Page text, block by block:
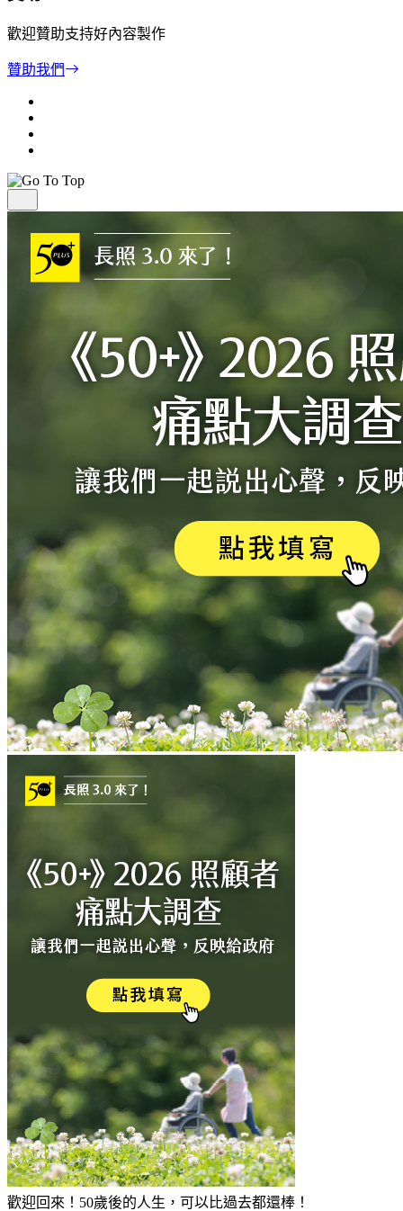
歡迎贊助支持好內容製作
贊助我們
歡迎回來！50歲後的人生，可以比過去都還棒！